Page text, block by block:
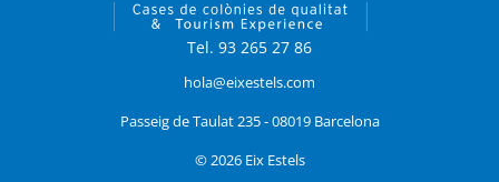
Tel. 93 265 27 86
hola@eixestels.com
Passeig de Taulat 235 - 08019 Barcelona
© 2026 Eix Estels